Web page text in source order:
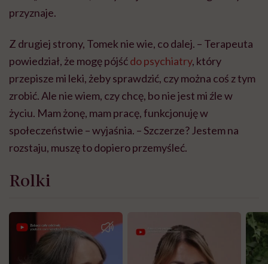
przyznaje.
Z drugiej strony, Tomek nie wie, co dalej. – Terapeuta
powiedział, że mogę pójśćdo psychiatry, który
przepisze mi leki, żeby sprawdzić, czy można coś z tym
zrobić. Ale nie wiem, czy chcę, bo nie jest mi źle w
życiu. Mam żonę, mam pracę, funkcjonuję w
społeczeństwie – wyjaśnia. – Szczerze? Jestem na
rozstaju, muszę to dopiero przemyśleć.
Rolki